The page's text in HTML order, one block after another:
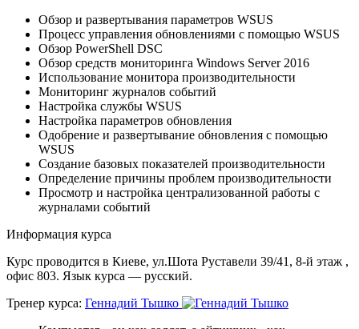
Обзор и развертывания параметров WSUS
Процесс управления обновлениями с помощью WSUS
Обзор PowerShell DSC
Обзор средств мониторинга Windows Server 2016
Использование монитора производительности
Мониторинг журналов событий
Настройка службы WSUS
Настройка параметров обновления
Одобрение и развертывание обновления с помощью
WSUS
Создание базовых показателей производительности
Определение причины проблем производительности
Просмотр и настройка централизованной работы с
журналами событий
Информация курса
Курс проводится в Киеве, ул.Шота Руставели 39/41, 8-й этаж ,
офис 803. Язык курса — русский.
Тренер курса: Геннадий Тышко